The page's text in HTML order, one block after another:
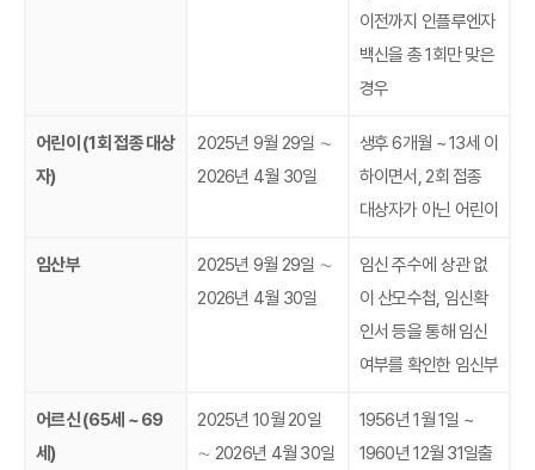
이전까지 인플루엔자
백신을 총 1회만 맞은
경우
어린이 (1회 접종 대상
자)
2025년 9월 29일 ∼
2026년 4월 30일
생후 6개월 ~ 13세 이
하이면서, 2회 접종
대상자가 아닌 어린이
임산부
2025년 9월 29일 ∼
2026년 4월 30일
임신 주수에 상관 없
이 산모수첩, 임신확
인서 등을 통해 임신
여부를 확인한 임신부
어르신 (65세 ~ 69
세)
2025년 10월 20일
∼ 2026년 4월 30일
1956년 1월 1일 ~
1960년 12월 31일출